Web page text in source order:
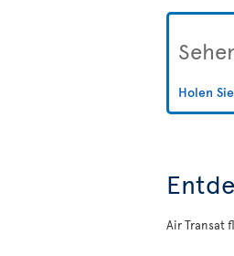
Holen
Air Transat